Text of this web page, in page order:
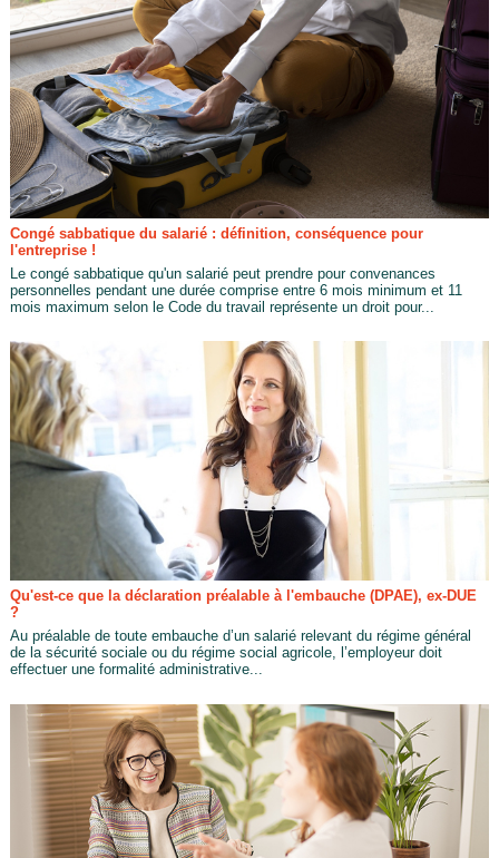
Congé sabbatique du salarié : définition, conséquence pour
l'entreprise !
Le congé sabbatique qu'un salarié peut prendre pour convenances
personnelles pendant une durée comprise entre 6 mois minimum et 11
mois maximum selon le Code du travail représente un droit pour...
Qu'est-ce que la déclaration préalable à l'embauche (DPAE), ex-DUE
?
Au préalable de toute embauche d’un salarié relevant du régime général
de la sécurité sociale ou du régime social agricole, l’employeur doit
effectuer une formalité administrative...